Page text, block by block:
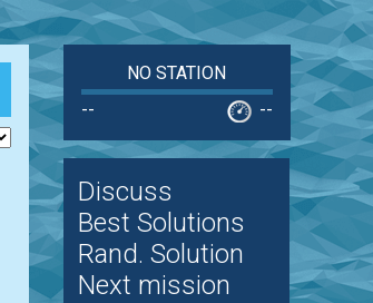
NO STATION
--
--
Discuss
Best Solutions
Rand. Solution
Next mission